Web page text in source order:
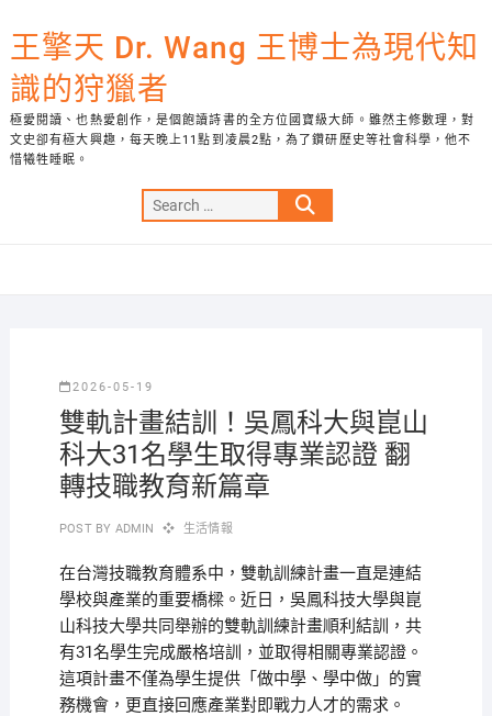
to
content
王擎天 Dr. Wang 王博士為現代知
識的狩獵者
極愛閱讀、也熱愛創作，是個飽讀詩書的全方位國寶級大師。雖然主修數理，對
文史卻有極大興趣，每天晚上11點到凌晨2點，為了鑽研歷史等社會科學，他不
惜犧牲睡眠。
Search
…
2026-05-19
雙軌計畫結訓！吳鳳科大與崑山
科大31名學生取得專業認證 翻
轉技職教育新篇章
POST BY ADMIN 生活情報
在台灣技職教育體系中，雙軌訓練計畫一直是連結
學校與產業的重要橋樑。近日，吳鳳科技大學與崑
山科技大學共同舉辦的雙軌訓練計畫順利結訓，共
有31名學生完成嚴格培訓，並取得相關專業認證。
這項計畫不僅為學生提供「做中學、學中做」的實
務機會，更直接回應產業對即戰力人才的需求。